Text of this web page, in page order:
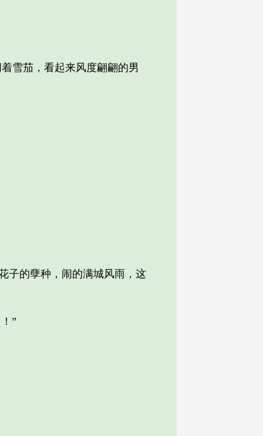
雪茄，看起来风度翩翩的男
的孽种，闹的满城风雨，这
”